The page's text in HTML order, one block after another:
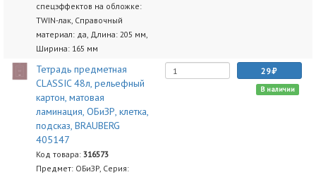
спецэффектов на обложке:
TWIN-лак, Справочный
материал: да, Длина: 205 мм,
Ширина: 165 мм
Тетрадь предметная
CLASSIC 48л, рельефный
картон, матовая
ламинация, ОБиЗР, клетка,
подсказ, BRAUBERG
405147
Код товара: 316573
Предмет: ОБиЗР, Серия:
29
В наличии